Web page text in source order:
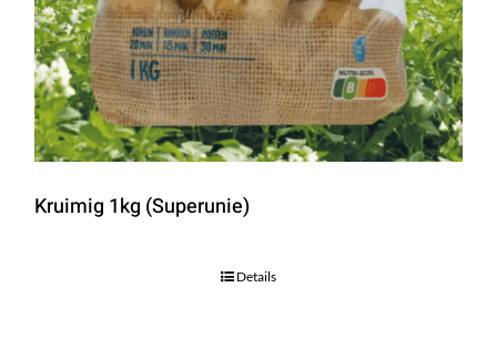
Kruimig 1kg (Superunie)
Details